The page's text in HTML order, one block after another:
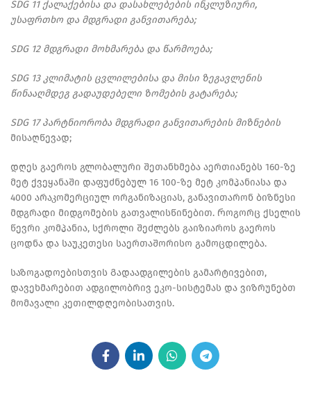
SDG 11 ქალაქებისა და დასახლებების ინკლუზიური,
უსაფრთხო და მდგრადი განვითარება;
SDG 12 მდგრადი მოხმარება და წარმოება;
SDG 13 კლიმატის ცვლილებისა და მისი ზეგავლენის
წინააღმდეგ გადაუდებელი ზომების გატარება;
SDG 17 პარტნიორობა მდგრადი განვითარების მიზნების
მისაღწევად;
დღეს გაეროს გლობალური შეთანხმება აერთიანებს 160-ზე
მეტ ქვეყანაში დაფუძნებულ 16 100-ზე მეტ კომპანიასა და
4000 არაკომერციულ ორგანიზაციას, განავითარონ ბიზნესი
მდგრადი მიდგომების გათვალისწინებით. Როგორც ქსელის
წევრი კომპანია, სქროლი შეძლებს გაიზიაროს გაეროს
ცოდნა და საუკეთესი საერთაშორისო გამოცდილება.
საზოგადოებისთვის Გადაადგილების გამარტივებით,
დავეხმარებით ადგილობრივ ეკო-სისტემას და ვიზრუნებთ
მომავალი კეთილდღეობისათვის.